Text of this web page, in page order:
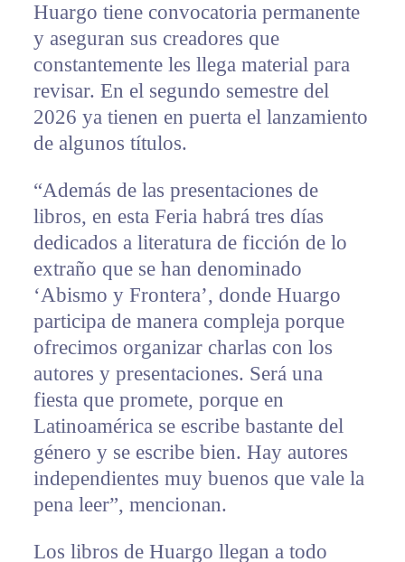
Huargo tiene convocatoria permanente
y aseguran sus creadores que
constantemente les llega material para
revisar. En el segundo semestre del
2026 ya tienen en puerta el lanzamiento
de algunos títulos.
“Además de las presentaciones de
libros, en esta Feria habrá tres días
dedicados a literatura de ficción de lo
extraño que se han denominado
‘Abismo y Frontera’, donde Huargo
participa de manera compleja porque
ofrecimos organizar charlas con los
autores y presentaciones. Será una
fiesta que promete, porque en
Latinoamérica se escribe bastante del
género y se escribe bien. Hay autores
independientes muy buenos que vale la
pena leer”, mencionan.
Los libros de Huargo llegan a todo